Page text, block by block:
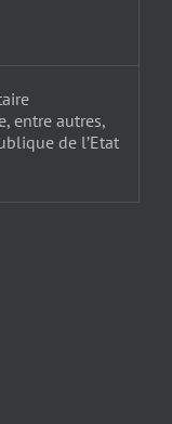
entre autres,
de l’Etat